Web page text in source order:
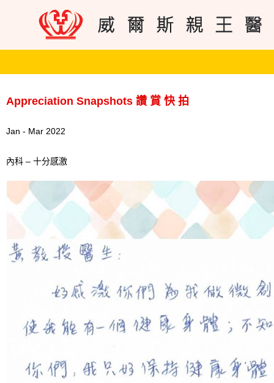
Appreciation Snapshots 讚 賞 快 拍
Jan - Mar 2022
內科 – 十分感激